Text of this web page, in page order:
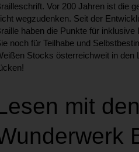
Vor 200 Jahren ist die
wegzudenken. Seit der
haben die Punkte für
noch für Teilhabe und
Stocks österreichweit in den
mit